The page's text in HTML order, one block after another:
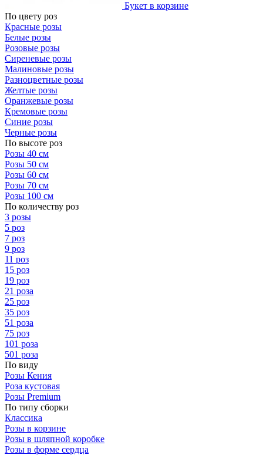
Букет в корзине
По цвету роз
Красные розы
Белые розы
Розовые розы
Сиреневые розы
Малиновые розы
Разноцветные розы
Желтые розы
Оранжевые розы
Кремовые розы
Синие розы
Черные розы
По высоте роз
Розы 40 см
Розы 50 см
Розы 60 см
Розы 70 см
Розы 100 см
По количеству роз
3 розы
5 роз
7 роз
9 роз
11 роз
15 роз
19 роз
21 роза
25 роз
35 роз
51 роза
75 роз
101 роза
501 роза
По виду
Розы Кения
Роза кустовая
Розы Premium
По типу сборки
Классика
Розы в корзине
Розы в шляпной коробке
Розы в форме сердца